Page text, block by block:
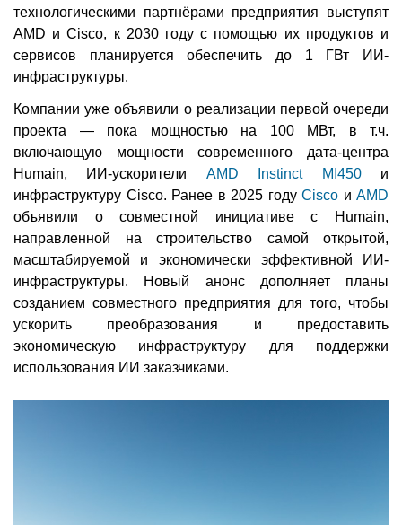
технологическими партнёрами предприятия выступят
AMD и Cisco, к 2030 году с помощью их продуктов и
сервисов планируется обеспечить до 1 ГВт ИИ-
инфраструктуры.
Компании уже объявили о реализации первой очереди
проекта — пока мощностью на 100 МВт, в т.ч.
включающую мощности современного дата-центра
Humain, ИИ-ускорители AMD Instinct MI450и
инфраструктуру Cisco. Ранее в 2025 году Cisco и AMD
объявили о совместной инициативе с Humain,
направленной на строительство самой открытой,
масштабируемой и экономически эффективной ИИ-
инфраструктуры. Новый анонс дополняет планы
созданием совместного предприятия для того, чтобы
ускорить преобразования и предоставить
экономическую инфраструктуру для поддержки
использования ИИ заказчиками.